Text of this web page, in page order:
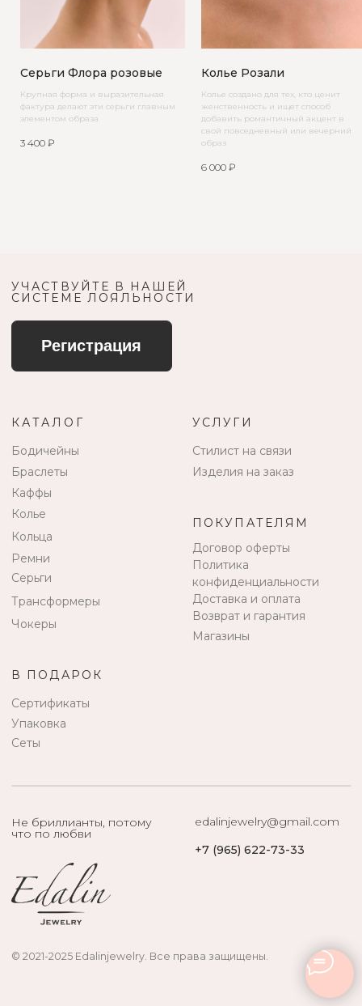
Серьги Флора розовые
Крупная форма и выразительная
фактура делают эти серьги главным
элементом образа
3 400 ₽
Колье Розали
Колье создано для тех, кто ценит
женственность и ищет способ
добавить романтичный акцент в
свой повседневный или вечерний
образ
6 000 ₽